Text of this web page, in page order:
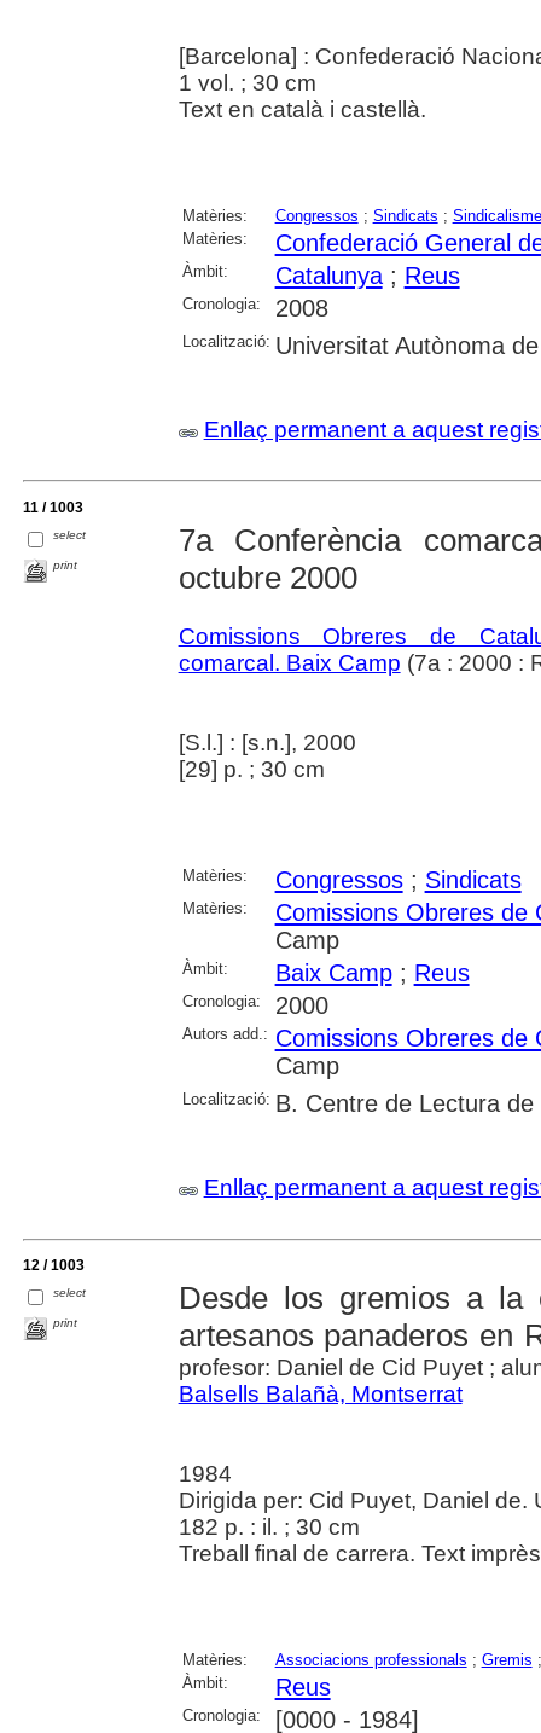
[Barcelona] : Confederació
1 vol. ; 30 cm
Text en català i castellà.
Matèries: Congressos ; Sindicats ; Sindicalisme
Matèries:
Confederació General
Àmbit: Catalunya; Reus
Cronologia: 2008
Localització: Universitat Autònoma
Enllaç permanent a aquest
11 / 1003
select
print
7a Conferència
octubre 2000
Comissions Obreres de
comarcal. Baix Camp (7a : 2000 :
[S.l.] : [s.n.], 2000
[29] p. ; 30 cm
Matèries: Congressos; Sindicats
Matèries:
Comissions Obreres de
Camp
Àmbit: Baix Camp; Reus
Cronologia: 2000
Autors add.: Comissions Obreres de
Camp
Localització: B. Centre de Lectura de
Enllaç permanent a aquest
12 / 1003
select
print
Desde los gremios a la
artesanos panaderos en
profesor: Daniel de Cid Puyet ;
Balsells Balañà, Montserrat
1984
Dirigida per: Cid Puyet, Daniel
182 p. : il. ; 30 cm
Treball final de carrera. Text
Matèries: Associacions professionals ; Gremis
Àmbit:
Reus
Cronologia: [0000 - 1984]